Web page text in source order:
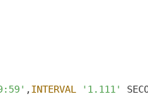
,INTERVAL '1.111'